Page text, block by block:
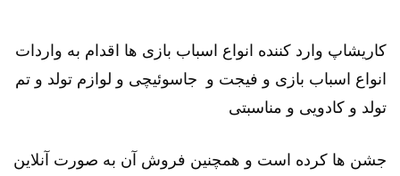
کاریشاپ وارد کننده انواع اسباب بازی ها اقدام به واردات
انواع اسباب بازی و فیجت و جاسوئیچی و لوازم تولد و تم
تولد و کادویی و مناسبتی
جشن ها کرده است و همچنین فروش آن به صورت آنلاین